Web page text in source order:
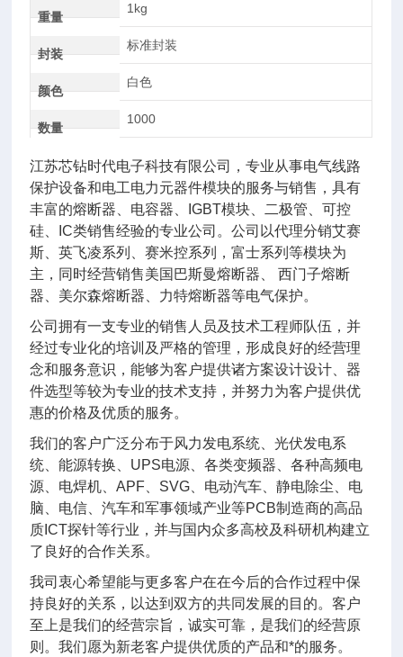
重量
1kg
封装
标准封装
颜色
白色
数量
1000
江苏芯钻时代电子科技有限公司，专业从事电气线路
保护设备和电工电力元器件模块的服务与销售，具有
丰富的熔断器、电容器、IGBT模块、二极管、可控
硅、IC类销售经验的专业公司。公司以代理分销艾赛
斯、英飞凌系列、赛米控系列，富士系列等模块为
主，同时经营销售美国巴斯曼熔断器、 西门子熔断
器、美尔森熔断器、力特熔断器等电气保护。
公司拥有一支专业的销售人员及技术工程师队伍，并
经过专业化的培训及严格的管理，形成良好的经营理
念和服务意识，能够为客户提供诸方案设计设计、器
件选型等较为专业的技术支持，并努力为客户提供优
惠的价格及优质的服务。
我们的客户广泛分布于风力发电系统、光伏发电系
统、能源转换、UPS电源、各类变频器、各种高频电
源、电焊机、APF、SVG、电动汽车、静电除尘、电
脑、电信、汽车和军事领域产业等PCB制造商的高品
质ICT探针等行业，并与国内众多高校及科研机构建立
了良好的合作关系。
我司衷心希望能与更多客户在在今后的合作过程中保
持良好的关系，以达到双方的共同发展的目的。客户
至上是我们的经营宗旨，诚实可靠，是我们的经营原
则。我们愿为新老客户提供优质的产品和*的服务。